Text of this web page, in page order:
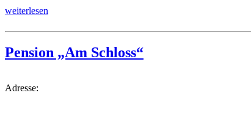
weiterlesen
Pension „Am Schloss“
Adresse: